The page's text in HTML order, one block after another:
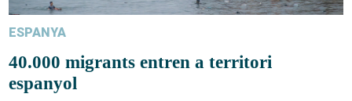
ESPANYA
40.000 migrants entren a territori
espanyol